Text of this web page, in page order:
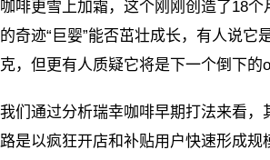
咖啡更雪上加霜，这个刚刚创造了18个
的奇迹“巨婴”能否茁壮成长，有人说它
克，但更有人质疑它将是下一个倒下的
我们通过分析瑞幸咖啡早期打法来看，
路是以疯狂开店和补贴用户快速形成规